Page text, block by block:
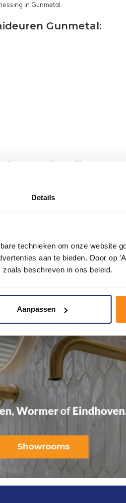
Details
technieken om onze website
aan te bieden. Door op
beschreven in ons beleid.
Aanpassen
in Gunmetal.
Gunmetal:
met #mijndroombadkamer en